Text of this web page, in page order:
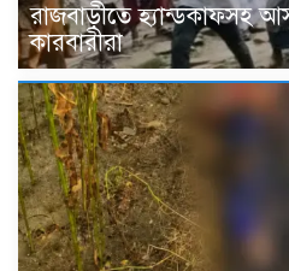
রাজবাড়ীতে হ্যান্ডকাফসহ
কারবারীরা